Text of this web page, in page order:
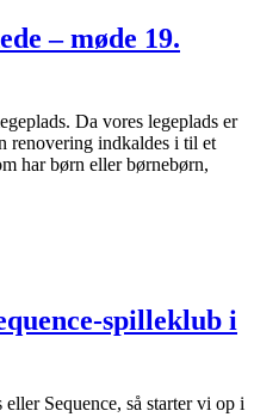
– møde 19.
Da vores legeplads er
renovering indkaldes i til et
har børn eller børnebørn,
spilleklub i
Sequence, så starter vi op i